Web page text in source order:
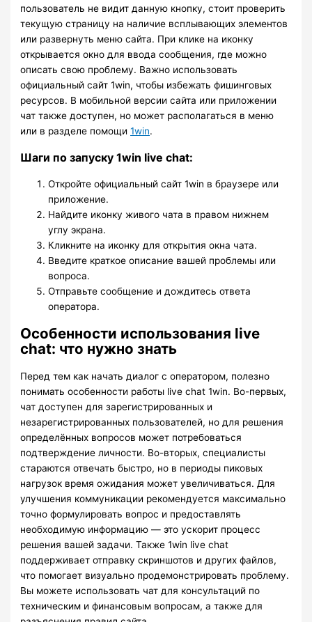
пользователь не видит данную кнопку, стоит проверить
текущую страницу на наличие всплывающих элементов
или развернуть меню сайта. При клике на иконку
открывается окно для ввода сообщения, где можно
описать свою проблему. Важно использовать
официальный сайт 1win, чтобы избежать фишинговых
ресурсов. В мобильной версии сайта или приложении
чат также доступен, но может располагаться в меню
или в разделе помощи1win.
Шаги по запуску 1win live chat:
Откройте официальный сайт 1win в браузере или
приложение.
Найдите иконку живого чата в правом нижнем
углу экрана.
Кликните на иконку для открытия окна чата.
Введите краткое описание вашей проблемы или
вопроса.
Отправьте сообщение и дождитесь ответа
оператора.
Особенности использования live
chat: что нужно знать
Перед тем как начать диалог с оператором, полезно
понимать особенности работы live chat 1win. Во-первых,
чат доступен для зарегистрированных и
незарегистрированных пользователей, но для решения
определённых вопросов может потребоваться
подтверждение личности. Во-вторых, специалисты
стараются отвечать быстро, но в периоды пиковых
нагрузок время ожидания может увеличиваться. Для
улучшения коммуникации рекомендуется максимально
точно формулировать вопрос и предоставлять
необходимую информацию — это ускорит процесс
решения вашей задачи. Также 1win live chat
поддерживает отправку скриншотов и других файлов,
что помогает визуально продемонстрировать проблему.
Вы можете использовать чат для консультаций по
техническим и финансовым вопросам, а также для